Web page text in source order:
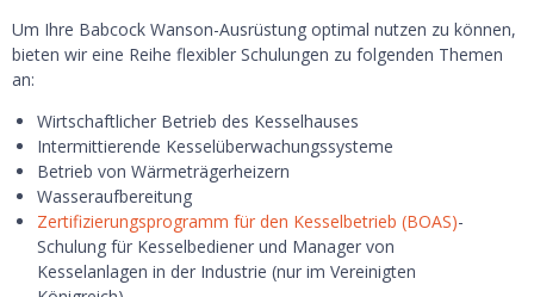
Um Ihre Babcock Wanson-Ausrüstung optimal nutzen zu können,
bieten wir eine Reihe flexibler Schulungen zu folgenden Themen
an:
Wirtschaftlicher Betrieb des Kesselhauses
Intermittierende Kesselüberwachungssysteme
Betrieb von Wärmeträgerheizern
Wasseraufbereitung
Zertifizierungsprogramm für den Kesselbetrieb (BOAS)-
Schulung für Kesselbediener und Manager von
Kesselanlagen in der Industrie (nur im Vereinigten